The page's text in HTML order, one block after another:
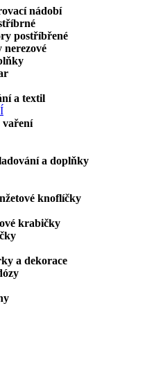
nádobí
postříbřené
a textil
vaření
a doplňky
knoflíčky
krabičky
a dekorace